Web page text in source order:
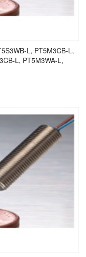
L, PT5M3CB-L,
L, PT5M3WA-L,